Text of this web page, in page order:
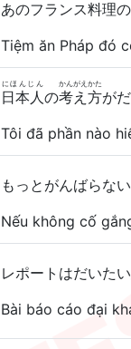
あのフランス料理の
Tiệm ăn Pháp đó
日本人
にほんじん
の考え方
かんがえかた
が
Tôi đã phần nào
もっとがんばらない
Nếu không cố
レポートはだいたい
Bài báo cáo đại